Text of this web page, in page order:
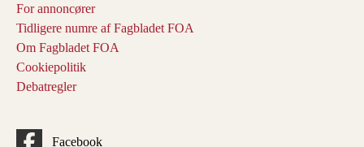
For annoncører
Tidligere numre af Fagbladet FOA
Om Fagbladet FOA
Cookiepolitik
Debatregler
Facebook